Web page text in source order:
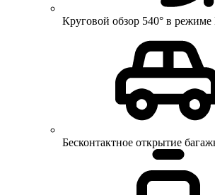
Круговой обзор 540° в режиме
Бесконтактное открытие